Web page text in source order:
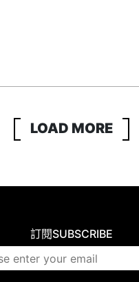
LOAD MORE
訂閱SUBSCRIBE